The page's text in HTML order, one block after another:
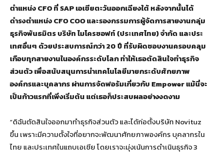
ตำแหน่งCFO ที่ SAP เอเชียตะวันออกเฉียงใต้ หลังจากนั้นได้
ดำรงตำแหน่ง CFO COO และรองกรรมการผู้จัดการสายงานกลุ่ม
ธุรกิจพันธมิตร บริษัท ไมโครซอฟท์ (ประเทศไทย) จำกัด และประ
เทศอื่นๆ ด้วยประสบการณ์กว่า 20 ปี ที่รับผิดชอบงานครอบคลุม
เกือบทุกสายงานในองค์กรระดับโลก ทำให้เธอตัดสินใจทำธุรกิจ
ส่วนตัว เพื่อสนับสนุนการนำเทคโนโลยีมายกระดับศักยภาพ
องค์กรและบุคลากร ผ่านการจัดฟอรัมเกี่ยวกับ Empower แม้นี่จะ
เป็นก้าวแรกที่เพิ่งเริ่มต้น แต่เธอก็ประสบผลอย่างงดงาม
“ดิฉันตัดสินใจออกมาทำธุรกิจส่วนตัว และได้ก่อตั้งบริษัท Novituz
ขึ้น เพราะมีความตั้งใจที่อยากจะพัฒนาศักยภาพองค์กร บุคลากรใน
ไทย และประเทศในแถบเอเชีย โดยเราจะมุ่งเน้นการดำเนินธุรกิจ 3